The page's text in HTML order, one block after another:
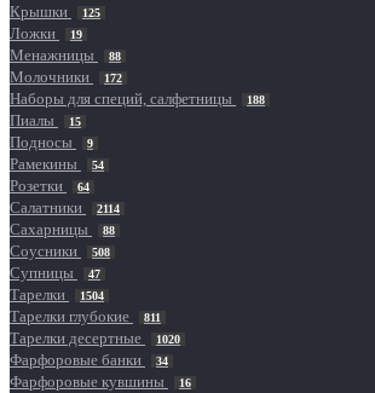
Крышки 125
Ложки 19
Менажницы 88
Молочники 172
Наборы для специй, салфетницы 188
Пиалы 15
Подносы 9
Рамекины 54
Розетки 64
Салатники 2114
Сахарницы 88
Соусники 508
Супницы 47
Тарелки 1504
Тарелки глубокие 811
Тарелки десертные 1020
Фарфоровые банки 34
Фарфоровые кувшины 16